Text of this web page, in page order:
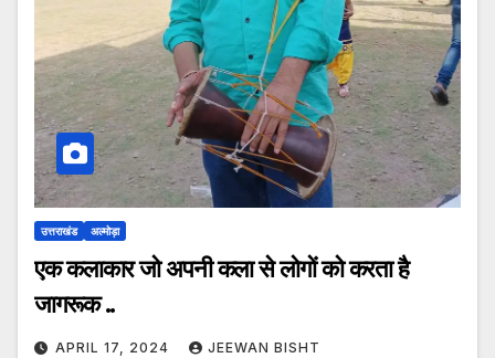
उत्तराखंड अल्मोड़ा
एक कलाकार जो अपनी कला से लोगों को करता है
जागरूक ..
APRIL 17, 2024 JEEWAN BISHT